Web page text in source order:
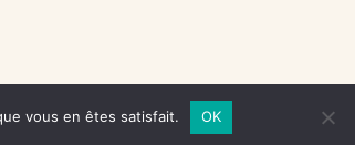
© 1998 - 2026, ENT'REVUES
vous en êtes satisfait. OK